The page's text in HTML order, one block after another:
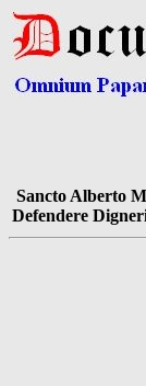
Sancto Alberto
Defendere